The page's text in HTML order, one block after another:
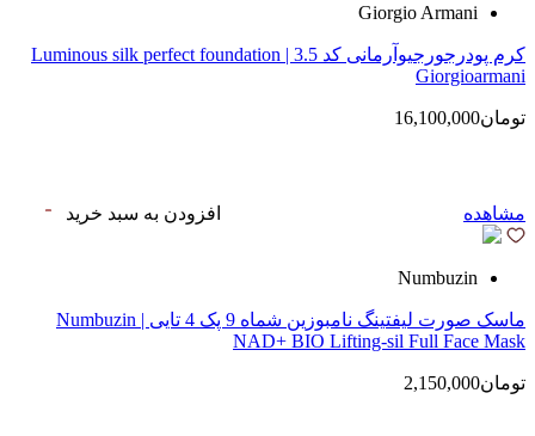
Giorgio Armani
کرم پودرجورجیوآرمانی کد 3.5 | Luminous silk perfect foundation
Giorgioarmani
تومان16,100,000
مشاهده افزودن به سبد خرید
Numbuzin
ماسک صورت لیفتینگ نامبوزین شماه 9 پک 4 تایی | Numbuzin
NAD+ BIO Lifting-sil Full Face Mask
تومان2,150,000